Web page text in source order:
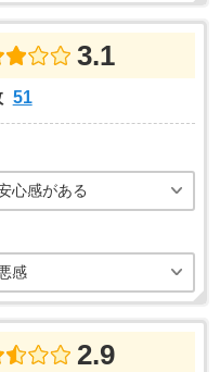
3.1
51
心感がある
感
2.9